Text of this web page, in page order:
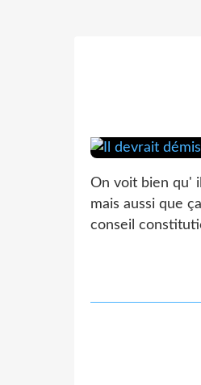
On voit bien qu'
mais aussi que
conseil